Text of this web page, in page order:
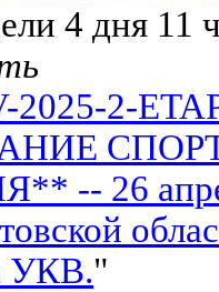
4 дня 11
2025-2-
-- 26
УКВ."